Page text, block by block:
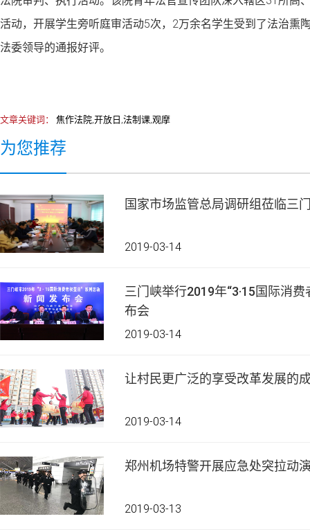
活动，开展学生旁听庭审活动5次，2万余名学生受到了法治熏
法委领导的通报好评。
文章关键词： 焦作法院,开放日,法制课,观摩
为您推荐
国家市场监管总局调研组莅临三
2019-03-14
三门峡举行2019年“3·15国际消
布会
2019-03-14
让村民更广泛的享受改革发展的
2019-03-14
郑州机场特警开展应急处突拉动
2019-03-13